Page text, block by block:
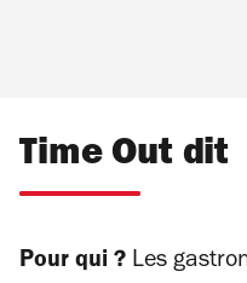
Time Out dit
Pour qui ? Les